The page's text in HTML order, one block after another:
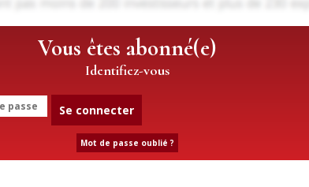
Vous êtes abonné(e)
Identifiez-vous
Se connecter
Mot de passe oublié ?